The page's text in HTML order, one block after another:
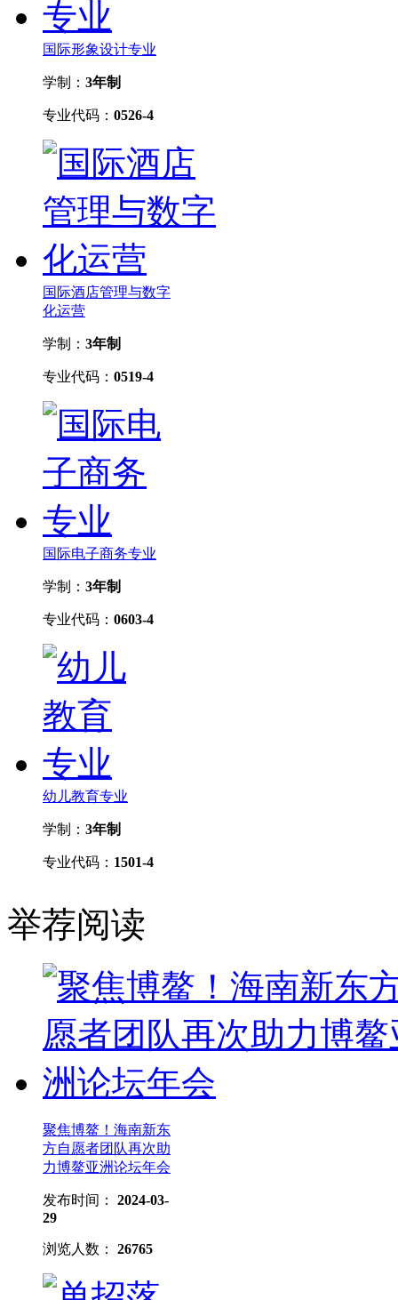
国际形象设计专业
学制： 3年制
专业代码： 0526-4
国际酒店管理与数字
化运营
学制： 3年制
专业代码： 0519-4
国际电子商务专业
学制： 3年制
专业代码： 0603-4
幼儿教育专业
学制： 3年制
专业代码： 1501-4
举荐阅读
聚焦博鳌！海南新东
方自愿者团队再次助
力博鳌亚洲论坛年会
发布时间： 2024-03-
29
浏览人数： 26765